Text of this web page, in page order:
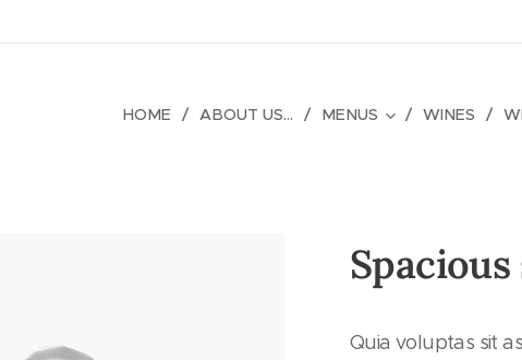
HOME ABOUT US... MENUS WINES
Quia voluptas sit